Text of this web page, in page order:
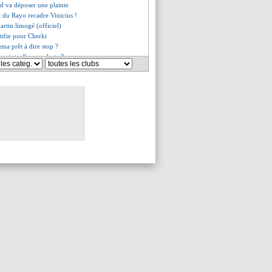
va déposer une plainte
du Rayo recadre Vinicius !
limogé (officiel)
pour Cherki
prêt à dire stop ?
d'une rechute ?
cash pour Kolo Muani